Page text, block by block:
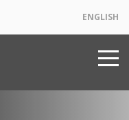
ENGLISH